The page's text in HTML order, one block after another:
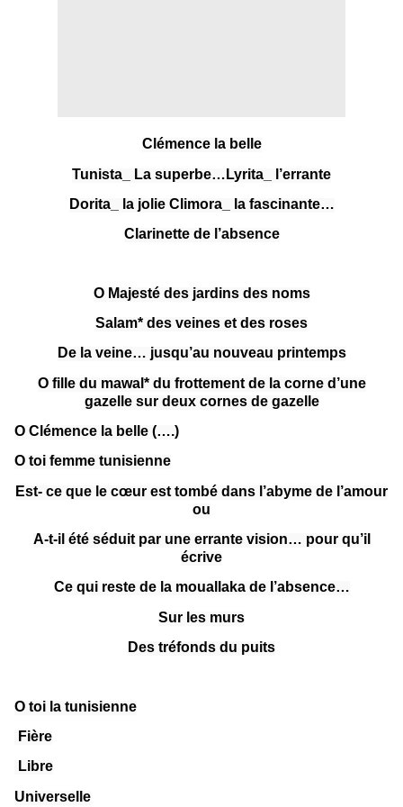
Clémence la belle
Tunista_ La superbe… Lyrita_ l’errante
Dorita_ la jolie Climora_ la fascinante…
Clarinette de l’absence
O Majesté des jardins des noms
Salam* des veines et des roses
De la veine… jusqu’au nouveau printemps
O fille du mawal* du frottement de la corne d’une
gazelle sur deux cornes de gazelle
O Clémence la belle (….)
O toi femme tunisienne
Est- ce que le cœur est tombé dans l’abyme de l’amour
ou
A-t-il été séduit par une errante vision… pour qu’il
écrive
Ce qui reste de la mouallaka de l’absence…
Sur les murs
Des tréfonds du puits
O toi la tunisienne
Fière
Libre
Universelle